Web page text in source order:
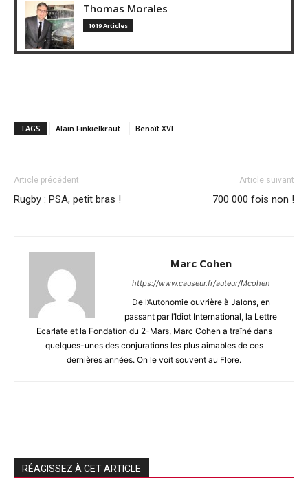
Thomas Morales
1019 Articles
TAGS Alain Finkielkraut Benoît XVI
Article précédent
Rugby : PSA, petit bras !
Article suivant
700 000 fois non !
Marc Cohen
https://www.causeur.fr/auteur/Mcohen
De l’Autonomie ouvrière à Jalons, en
passant par l’Idiot International, la Lettre
Ecarlate et la Fondation du 2-Mars, Marc Cohen a traîné dans
quelques-unes des conjurations les plus aimables de ces
dernières années. On le voit souvent au Flore.
RÉAGISSEZ À CET ARTICLE